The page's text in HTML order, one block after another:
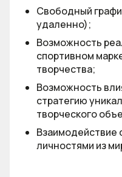
Свободный
удаленно);
Возможность
спортивном
творчества;
Возможность
стратегию
творческого
Взаимодействие
личностями из